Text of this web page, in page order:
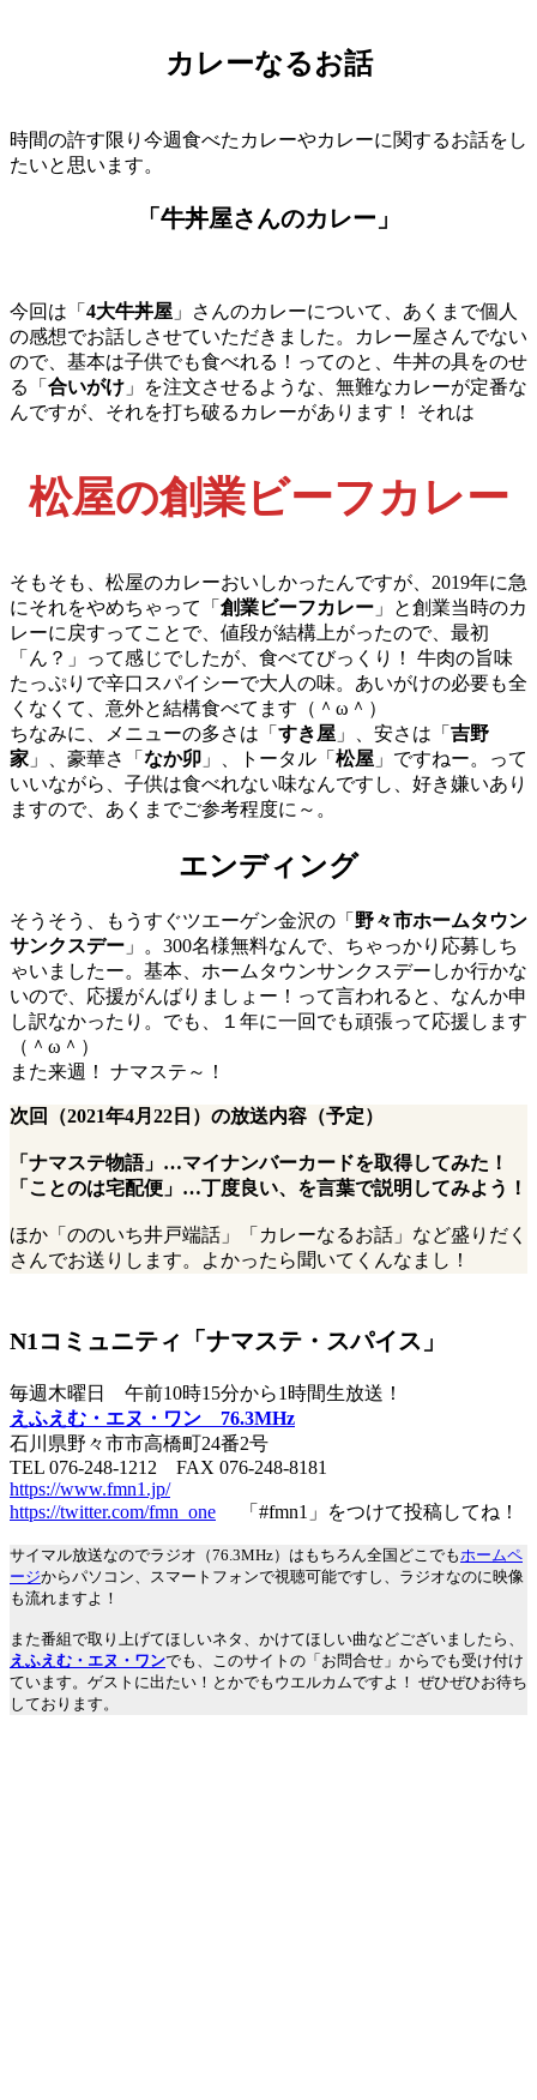
カレーなるお話
時間の許す限り今週食べたカレーやカレーに関するお話をし
たいと思います。
「牛丼屋さんのカレー」
今回は「 4大牛丼屋 」さんのカレーについて、あくまで個人
の感想でお話しさせていただきました。カレー屋さんでない
ので、基本は子供でも食べれる！ってのと、牛丼の具をのせ
る「 合いがけ 」を注文させるような、無難なカレーが定番な
んですが、それを打ち破るカレーがあります！ それは
松屋の創業ビーフカレー
そもそも、松屋のカレーおいしかったんですが、2019年に急
にそれをやめちゃって「 創業ビーフカレー 」と創業当時のカ
レーに戻すってことで、値段が結構上がったので、最初
「ん？」って感じでしたが、食べてびっくり！ 牛肉の旨味
たっぷりで辛口スパイシーで大人の味。あいがけの必要も全
くなくて、意外と結構食べてます（＾ω＾）
ちなみに、メニューの多さは「 すき屋 」、安さは「 吉野
家 」、豪華さ「 なか卯 」、トータル「 松屋 」ですねー。って
いいながら、子供は食べれない味なんですし、好き嫌いあり
ますので、あくまでご参考程度に～。
エンディング
そうそう、もうすぐツエーゲン金沢の「 野々市ホームタウン
サンクスデー 」。300名様無料なんで、ちゃっかり応募しち
ゃいましたー。基本、ホームタウンサンクスデーしか行かな
いので、応援がんばりましょー！って言われると、なんか申
し訳なかったり。でも、１年に一回でも頑張って応援します
（＾ω＾）
また来週！ ナマステ～！
次回（2021年4月22日）の放送内容（予定）
「ナマステ物語」…マイナンバーカードを取得してみた！
「ことのは宅配便」…丁度良い、を言葉で説明してみよう！
ほか「ののいち井戸端話」「カレーなるお話」など盛りだく
さんでお送りします。よかったら聞いてくんなまし！
N1コミュニティ「ナマステ・スパイス」
毎週木曜日 午前10時15分から1時間生放送！
えふえむ・エヌ・ワン 76.3MHz
石川県野々市市高橋町24番2号
TEL 076-248-1212 FAX 076-248-8181
https://www.fmn1.jp/
https://twitter.com/fmn_one 「#fmn1」をつけて投稿してね！
サイマル放送なのでラジオ（76.3MHz）はもちろん全国どこでも ホームペ
ージからパソコン、スマートフォンで視聴可能ですし、ラジオなのに映像
も流れますよ！
また番組で取り上げてほしいネタ、かけてほしい曲などございましたら、
えふえむ・エヌ・ワンでも、このサイトの「お問合せ」からでも受け付け
ています。ゲストに出たい！とかでもウエルカムですよ！ ぜひぜひお待ち
しております。